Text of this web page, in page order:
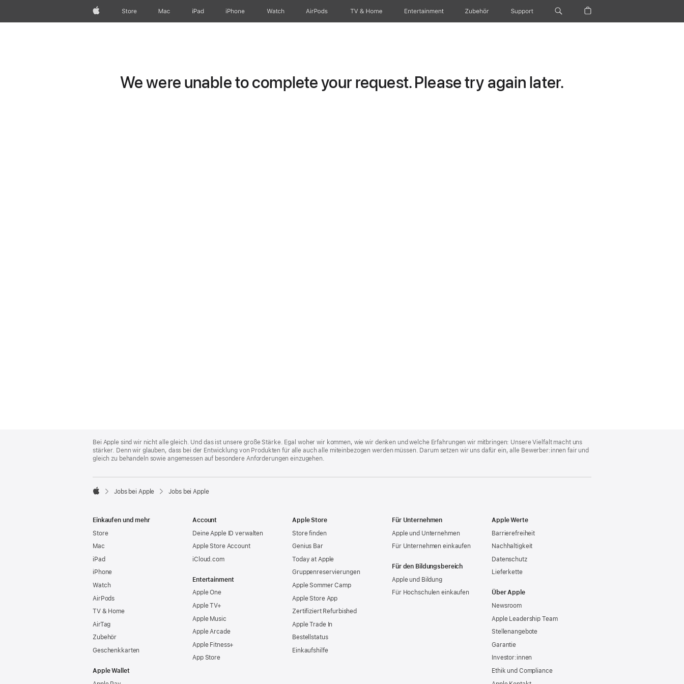
Apple Store Mac iPad iPhone Watch AirPods TV & Home Entertainment Zubehör Support
We were unable to complete your request. Please try again later.
Footer
Bei Apple sind wir nicht alle gleich. Und das ist unsere große Stärke. Egal woher wir kommen, wie wir denken und welche Erfahrungen wir mitbringen: Unsere Vielfalt macht uns
stärker. Denn wir glauben, dass bei der Entwicklung von Produkten für alle auch alle miteinbezogen werden müssen. Darum setzen wir uns dafür ein, alle Bewerber:innen fair und
gleich zu behandeln sowie angemessen auf besondere Anforderungen einzugehen.

Jobs bei Apple Jobs bei Apple
Einkaufen und mehr
Store
Mac
iPad
iPhone
Watch
AirPods
TV & Home
AirTag
Zubehör
Geschenkkarten
Apple Wallet
Account
Deine Apple ID verwalten
Apple Store Account
iCloud.com
Entertainment
Apple One
Apple TV+
Apple Music
Apple Arcade
Apple Fitness+
App Store
Apple Store
Store finden
Genius Bar
Today at Apple
Gruppen­reservierungen
Apple Sommer Camp
Apple Store App
Zertifiziert Refurbished
Apple Trade In
Bestellstatus
Einkaufshilfe
Für Unternehmen
Apple und Unternehmen
Für Unternehmen einkaufen
Für den Bildungsbereich
Apple und Bildung
Für Hochschulen einkaufen
Apple Werte
Barrierefreiheit
Nachhaltigkeit
Datenschutz
Lieferkette
Über Apple
Newsroom
Apple Leadership Team
Stellenangebote
Garantie
Investor:innen
Ethik und Compliance